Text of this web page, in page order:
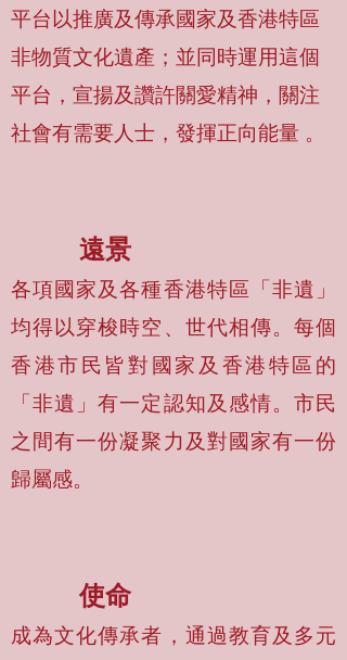
平台以推廣及傳承國家及香港特區
非物質文化遺產；並同時運用這個
平台，宣揚及讚許關愛精神，關注
社會有需要人士，發揮正向能量 。
遠景
各項國家及各種香港特區「非遺」
均得以穿梭時空、世代相傳。每個
香港市民皆對國家及香港特區的
「非遺」有一定認知及感情。市民
之間有一份凝聚力及對國家有一份
歸屬感。
使命
成為文化傳承者，通過教育及多元